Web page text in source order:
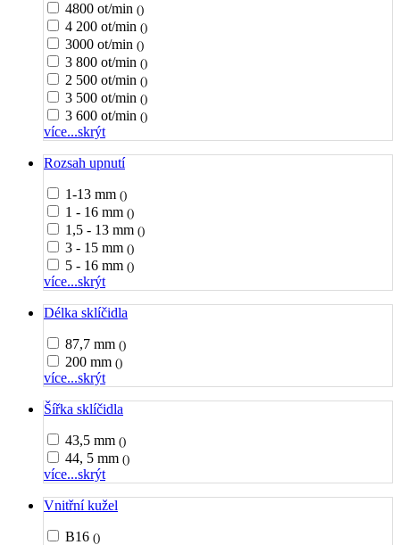
4800 ot/min ()
4 200 ot/min ()
3000 ot/min ()
3 800 ot/min ()
2 500 ot/min ()
3 500 ot/min ()
3 600 ot/min ()
více...skrýt
Rozsah upnutí
1-13 mm ()
1 - 16 mm ()
1,5 - 13 mm ()
3 - 15 mm ()
5 - 16 mm ()
více...skrýt
Délka sklíčidla
87,7 mm ()
200 mm ()
více...skrýt
Šířka sklíčidla
43,5 mm ()
44, 5 mm ()
více...skrýt
Vnitřní kužel
B16 ()